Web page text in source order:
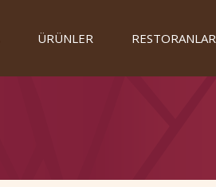
ÜRÜNLER RESTORANLAR